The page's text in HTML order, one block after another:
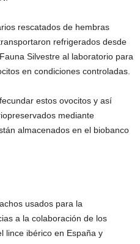
rescatados de hembras
refrigerados desde
Silvestre al laboratorio para
en condiciones controladas.
estos ovocitos y así
mediante
almacenados en el biobanco
usados para la
a la colaboración de los
lince ibérico en España y